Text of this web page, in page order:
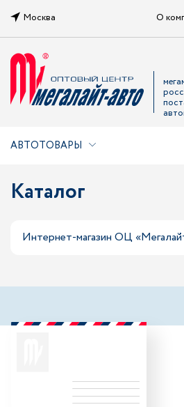
Москва О
АВТОТОВАРЫ
Каталог
Интернет-магазин ОЦ